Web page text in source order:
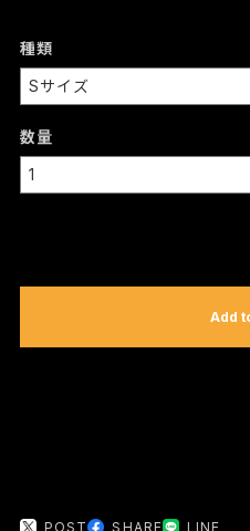
種類
数量
Add
POST SHARE LINE